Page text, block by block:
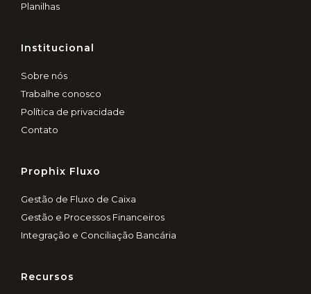
Planilhas
Institucional
Sobre nós
Trabalhe conosco
Política de privacidade
Contato
Prophix Fluxo
Gestão de Fluxo de Caixa
Gestão e Processos Financeiros
Integração e Conciliação Bancária
Recursos